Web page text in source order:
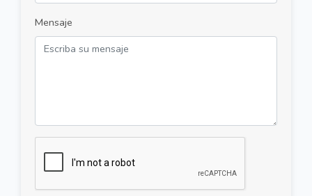
Mensaje